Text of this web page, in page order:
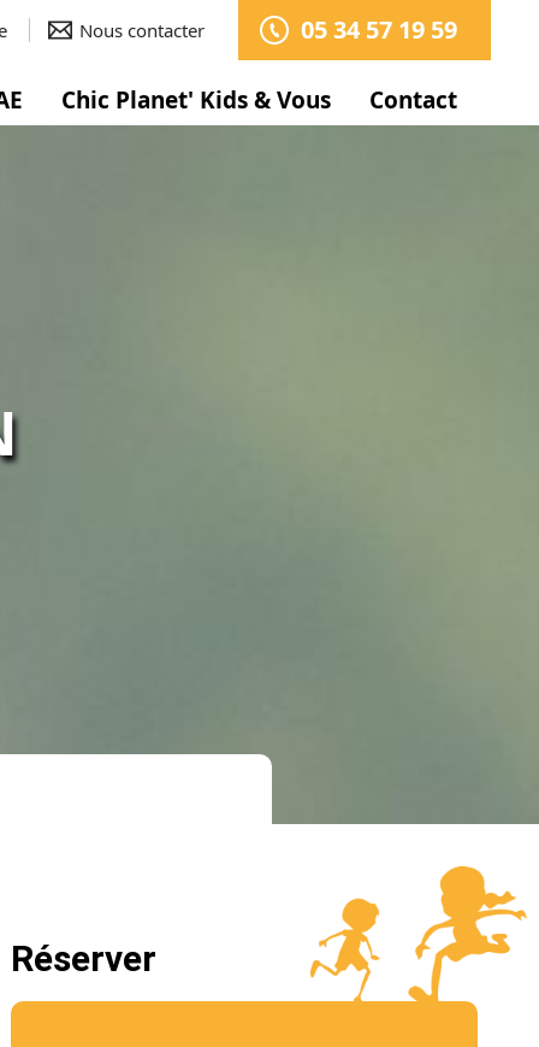
Nous contacter 05 34 57 19 59
Chic Planet' Kids & Vous Contact
Réserver